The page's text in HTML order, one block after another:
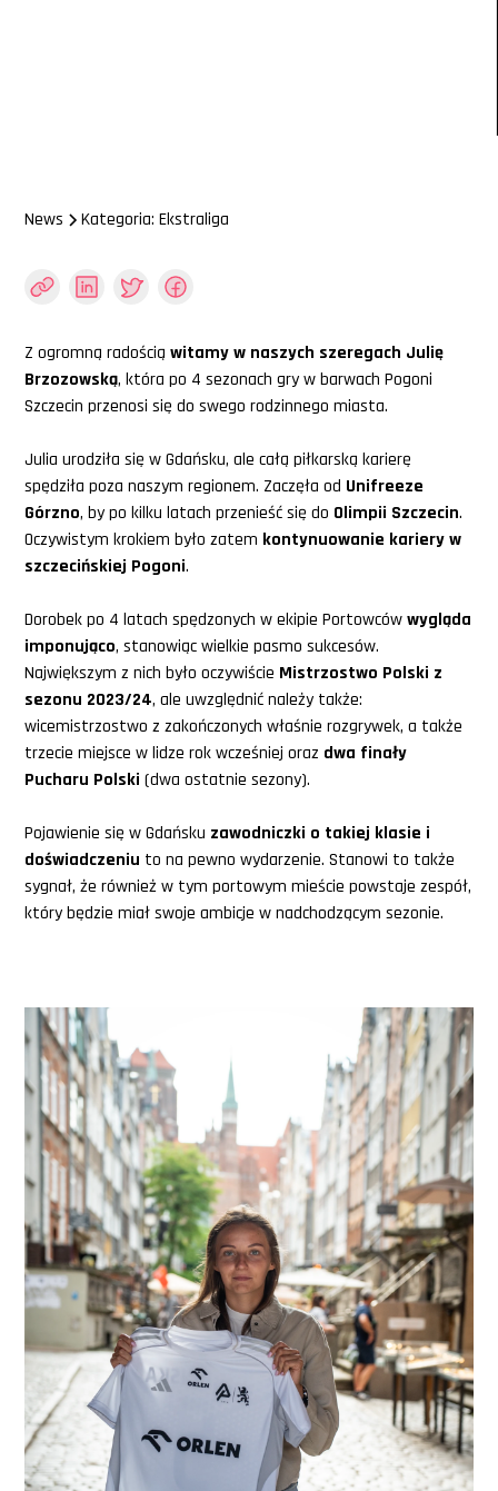
News Kategoria: Ekstraliga
Z ogromną radościąwitamy w naszych szeregach Julię
Brzozowską, która po 4 sezonach gry w barwach Pogoni
Szczecin przenosi się do swego rodzinnego miasta.
Julia urodziła się w Gdańsku, ale całą piłkarską karierę
spędziła poza naszym regionem. Zaczęła od Unifreeze
Górzno, by po kilku latach przenieść się do Olimpii Szczecin.
Oczywistym krokiem było zatem kontynuowanie kariery w
szczecińskiej Pogoni.
Dorobek po 4 latach spędzonych w ekipie Portowcówwygląda
imponująco, stanowiąc wielkie pasmo sukcesów.
Największym z nich było oczywiście Mistrzostwo Polski z
sezonu 2023/24, ale uwzględnić należy także:
wicemistrzostwo z zakończonych właśnie rozgrywek, a także
trzecie miejsce w lidze rok wcześniej oraz dwa finały
Pucharu Polski(dwa ostatnie sezony).
Pojawienie się w Gdańsku zawodniczki o takiej klasie i
doświadczeniu to na pewno wydarzenie. Stanowi to także
sygnał, że również w tym portowym mieście powstaje zespół,
który będzie miał swoje ambicje w nadchodzącym sezonie.